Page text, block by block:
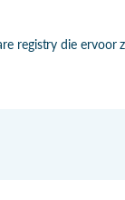
registry die ervoor